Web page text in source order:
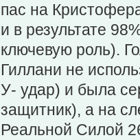
пас на
и в результате
ключевую роль).
Гиллани не
У- удар) и была
защитник), а на
Реальной Силой